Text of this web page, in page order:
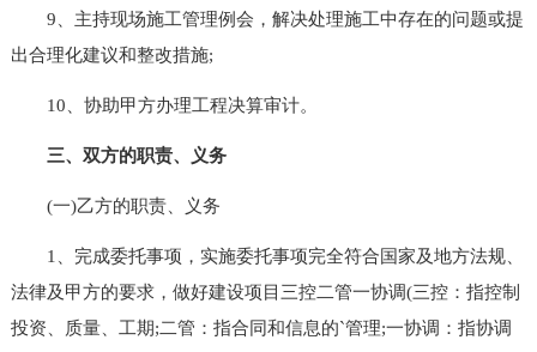
9、主持现场施工管理例会，解决处理施工中存在的问题或提
出合理化建议和整改措施;
10、协助甲方办理工程决算审计。
三、双方的职责、义务
(一)乙方的职责、义务
1、完成委托事项，实施委托事项完全符合国家及地方法规、
法律及甲方的要求，做好建设项目三控二管一协调(三控：指控制
投资、质量、工期;二管：指合同和信息的`管理;一协调：指协调